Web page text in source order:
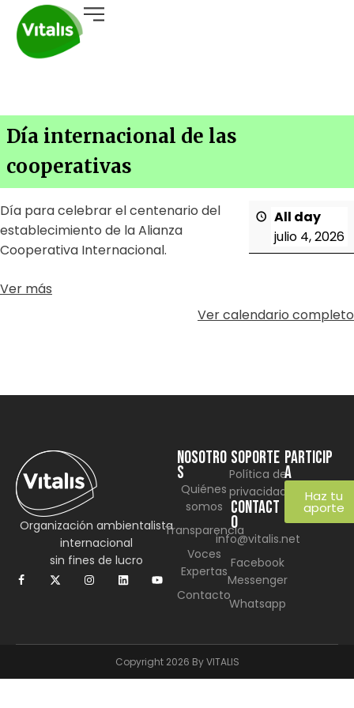
Día internacional de las
cooperativas
All day
julio 4, 2026
Día para celebrar el centenario del
establecimiento de la Alianza
Cooperativa Internacional.
Ver más
Ver calendario completo
Organización ambientalista
internacional
sin fines de lucro
NOSOTRO
S
Quiénes
somos
Transparencia
Voces
Expertas
Contacto
SOPORTE
Política de
privacidad
CONTACT
O
info@vitalis.net
Facebook
Messenger
Whatsapp
Particip
a
Haz tu
aporte
Copyright 2026 By VITALIS